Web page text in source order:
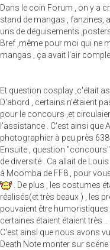
Dans le coin Forum , on y a
stand de mangas , fanzines,
uns de déguisements
Bref ,même pour moi qui ne
mangas , ça avait l'air complet
Et question cosplay ,c'était
D'abord , certains n'étaient
pour le concours ,et
l'assistance . C'est ainsi que
photographier à peu près 638
Ensuite , question
de diversité . Ca allait de
à Moomba de FF8 , pour
. De plus , les costumes
réalisés(et très beaux ) , les
pouvaient être
certaines étaient étaient très
C'est ainsi que nous avons
Death Note monter sur scéne